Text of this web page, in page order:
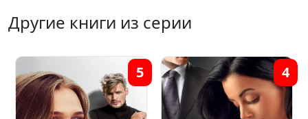
Другие книги из серии
8